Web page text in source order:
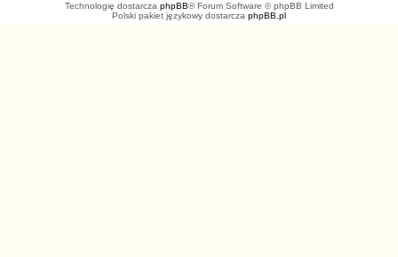
Technologię dostarcza phpBB® Forum Software © phpBB Limited
Polski pakiet językowy dostarcza phpBB.pl